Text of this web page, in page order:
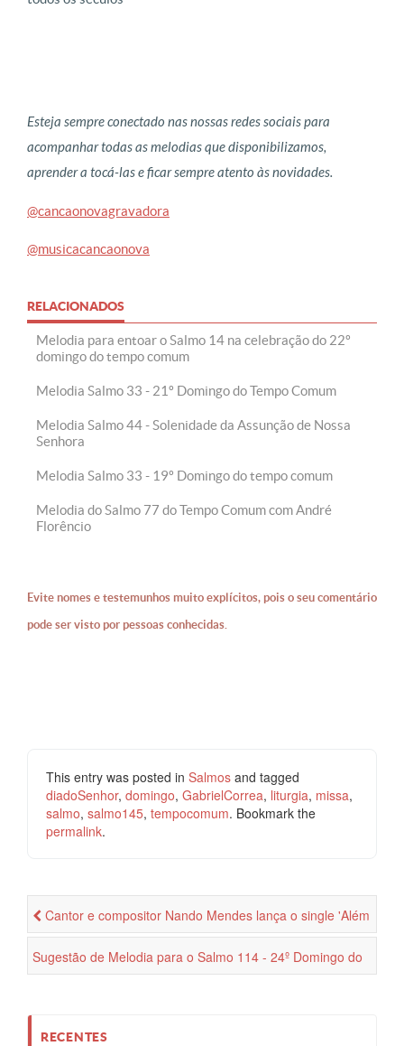
Esteja sempre conectado nas nossas redes sociais para
acompanhar todas as melodias que disponibilizamos,
aprender a tocá-las e ficar sempre atento às novidades.
@cancaonovagravadora
@musicacancaonova
RELACIONADOS
Melodia para entoar o Salmo 14 na celebração do 22º
domingo do tempo comum
Melodia Salmo 33 - 21º Domingo do Tempo Comum
Melodia Salmo 44 - Solenidade da Assunção de Nossa
Senhora
Melodia Salmo 33 - 19º Domingo do tempo comum
Melodia do Salmo 77 do Tempo Comum com André
Florêncio
Evite nomes e testemunhos muito explícitos, pois o seu comentário
pode ser visto por pessoas conhecidas.
This entry was posted in Salmos and tagged
diadoSenhor, domingo, GabrielCorrea, liturgia, missa,
salmo, salmo145, tempocomum. Bookmark the
permalink.
Cantor e compositor Nando Mendes lança o single 'Além
da dor'
Sugestão de Melodia para o Salmo 114 - 24º Domingo do
RECENTES